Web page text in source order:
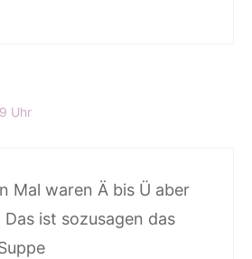
Uhr
Mal waren Ä bis Ü aber
Das ist sozusagen das